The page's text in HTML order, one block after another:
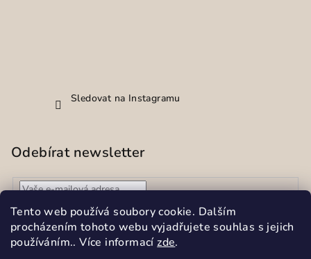
Tento web používá soubory cookie. Dalším
procházením tohoto webu vyjadřujete souhlas s jejich
používáním.. Více informacízde.
Sledovat na Instagramu
Odebírat newsletter
Vložením e-mailu souhlasíte s
podmínkami ochrany
osobních údajů
Přihlásit